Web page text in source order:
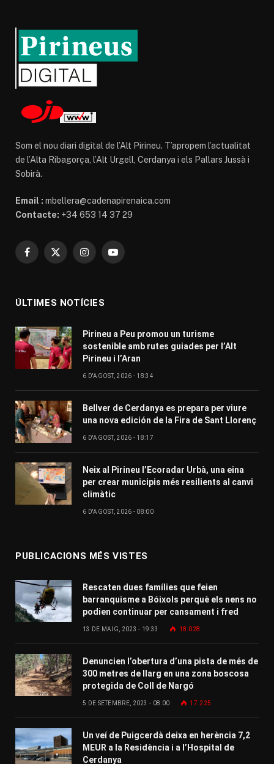
Som el nou diari digital de l’Alt Pirineu. T’apropem l’actualitat
de l’Alta Ribagorça, l’Alt Urgell, Cerdanya i els Pallars Jussà i
Sobirà.
Email : mbellera@cadenapirenaica.com
Contacte: +34 653 14 37 29
Facebook
X
InstagramYouTube
ÚLTIMES NOTÍCIES
Pirineu a Peu promou un turisme
sostenible amb rutes guiades per l’Alt
Pirineu i l’Aran
6 D'AGOST, 2026 - 18:34
Bellver de Cerdanya es prepara per viure
una nova edición de la Fira de Sant Llorenç
6 D'AGOST, 2026 - 18:17
Neix al Pirineu l’Ecoradar Urbà, una eina
per crear municipis més resilients al canvi
climàtic
6 D'AGOST, 2026 - 08:00
PUBLICACIONS MÉS VISTES
Rescaten dues famílies que feien
barranquisme a Bóixols perquè els nens no
podien continuar per cansament i fred
13 DE MAIG, 2023 - 19:33 18.028
Denuncien l’obertura d’una pista de més de
300 metres de llarg en una zona boscosa
protegida de Coll de Nargó
5 DE SETEMBRE, 2023 - 08:00 17.225
Un veí de Puigcerdà deixa en herència 7,2
MEUR a la Residència i a l’Hospital de
Cerdanya